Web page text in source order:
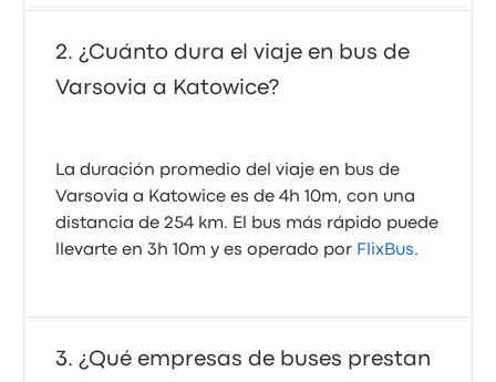
¿Cuánto dura el viaje en bus de
Varsovia a Katowice?
La duración promedio del viaje en bus de
Varsovia a Katowice es de 4h 10m, con una
distancia de 254 km. El bus más rápido puede
llevarte en 3h 10m y es operado por FlixBus.
¿Qué empresas de buses prestan